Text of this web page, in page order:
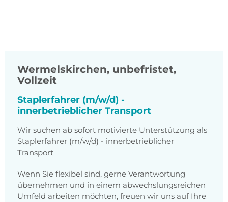
Wermelskirchen, unbefristet,
Vollzeit
Staplerfahrer (m/w/d) -
innerbetrieblicher Transport
Wir suchen ab sofort motivierte Unterstützung als
Staplerfahrer (m/w/d) - innerbetrieblicher
Transport
Wenn Sie flexibel sind, gerne Verantwortung
übernehmen und in einem abwechslungsreichen
Umfeld arbeiten möchten, freuen wir uns auf Ihre